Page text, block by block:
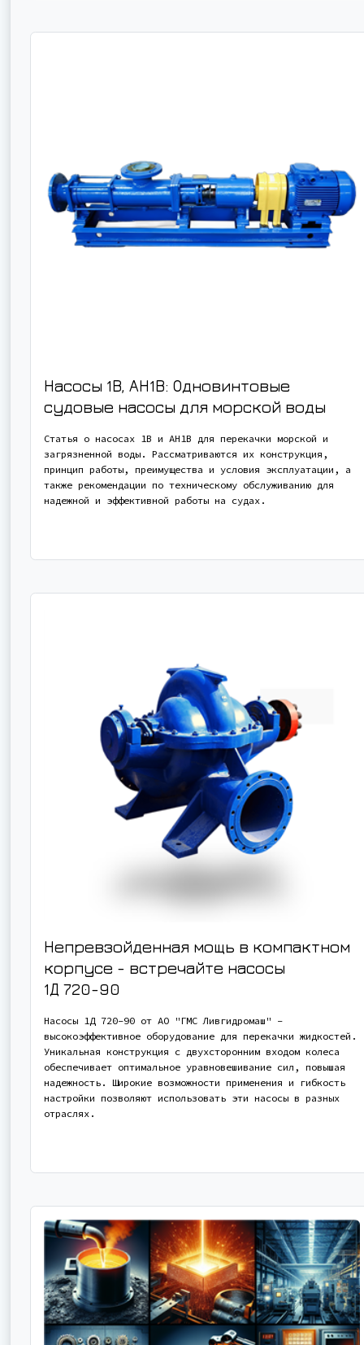
Насосы 1В, АН1В: Одновинтовые
судовые насосы для морской воды
Статья о насосах 1В и АН1В для перекачки морской и
загрязненной воды. Рассматриваются их конструкция,
принцип работы, преимущества и условия эксплуатации, а
также рекомендации по техническому обслуживанию для
надежной и эффективной работы на судах.
Непревзойденная мощь в компактном
корпусе - встречайте насосы
1Д 720-90
Насосы 1Д 720-90 от АО "ГМС Ливгидромаш" -
высокоэффективное оборудование для перекачки жидкостей.
Уникальная конструкция с двухсторонним входом колеса
обеспечивает оптимальное уравновешивание сил, повышая
надежность. Широкие возможности применения и гибкость
настройки позволяют использовать эти насосы в разных
отраслях.